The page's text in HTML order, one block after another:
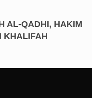
AL-QADHI, HAKIM
KHALIFAH